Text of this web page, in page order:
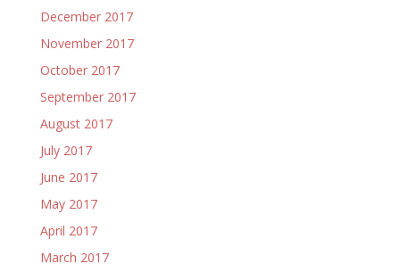
December 2017
November 2017
October 2017
September 2017
August 2017
July 2017
June 2017
May 2017
April 2017
March 2017